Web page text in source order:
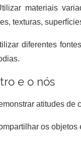
materiais
texturas,
diferentes
e o nós
atitudes de
os objetos